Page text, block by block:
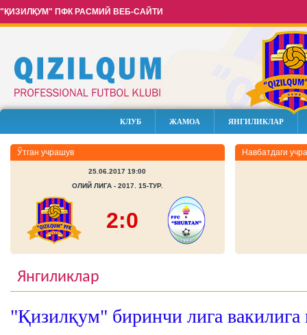
"ҚИЗИЛҚУМ" ПФК РАСМИЙ ВЕБ-САЙТИ
КЛУБ ЖАМОА ЯНГИЛИКЛАР
Ўтган учрашув
25.06.2017 19:00
ОЛИЙ ЛИГА - 2017. 15-ТУР.
2:0
Навбатдаги
Янгиликлар
"Қизилқум" биринчи лига вакилига